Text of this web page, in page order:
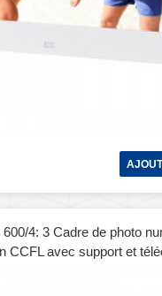
4: 3 Cadre de photo
CCFL avec support et